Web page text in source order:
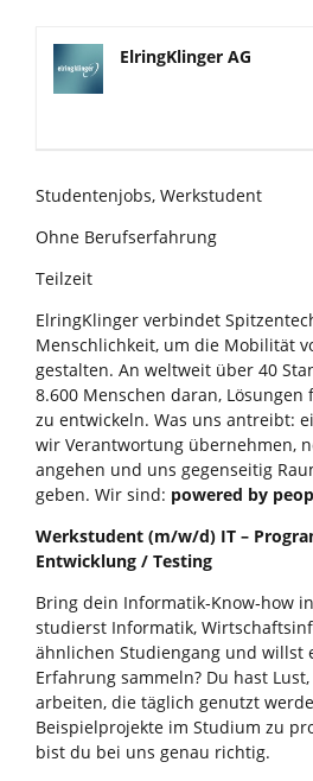
ElringKlinger AG
Studentenjobs, Werkstudent
Ohne Berufserfahrung
Teilzeit
ElringKlinger verbindet
Menschlichkeit, um die Mobilität
gestalten. An weltweit über 40
8.600 Menschen daran,
zu entwickeln. Was uns antreibt:
wir Verantwortung übernehmen,
angehen und uns gegenseitig
geben. Wir sind: powered by
Werkstudent (m/w/d) IT –
Entwicklung / Testing
Bring dein Informatik‑Know‑how
studierst Informatik,
ähnlichen Studiengang und willst
Erfahrung sammeln? Du hast
arbeiten, die täglich genutzt
Beispielprojekte im Studium zu
bist du bei uns genau richtig.